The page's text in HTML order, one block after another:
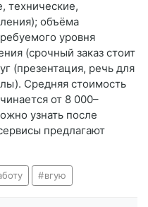
технические,
объёма
уровня
(срочный заказ стоит
(презентация, речь для
Средняя стоимость
от 8 000–
узнать после
предлагают
вгую